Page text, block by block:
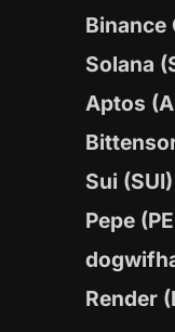
Binance
Solana
Aptos
Sui
Pepe
Render